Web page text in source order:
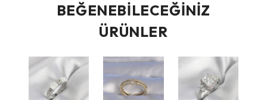
BEĞENEBILECEĞINIZ
ÜRÜNLER